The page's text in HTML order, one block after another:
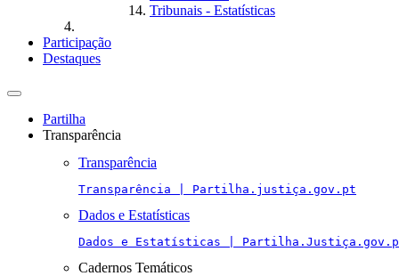
Tribunais - Estatísticas
Participação
Destaques
Toggle
navigationPartilha
Transparência
Transparência
Transparência | Partilha.justiça.gov.pt
Dados e Estatísticas
Dados e Estatísticas |
Cadernos Temáticos